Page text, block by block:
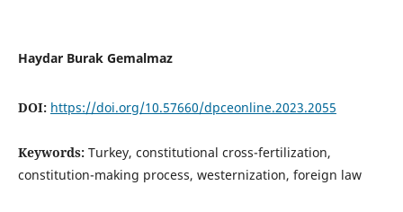
Haydar Burak Gemalmaz
DOI: https://doi.org/10.57660/dpceonline.2023.2055
Keywords: Turkey, constitutional cross-fertilization,
constitution-making process, westernization, foreign law